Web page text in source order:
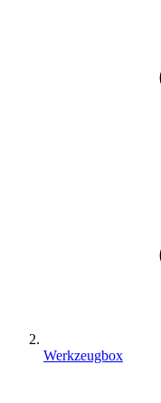
Werkzeugbox